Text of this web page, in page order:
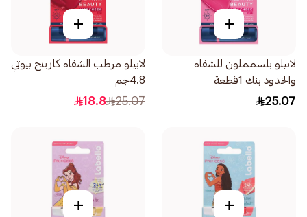
+
لابيلو بلسمملون للشفاه
والخدود بنك 1قطعة
25.07
+
لابيلو مرطب الشفاه كارينج بيوتي
4.8جم
25.07
18.8
+
+